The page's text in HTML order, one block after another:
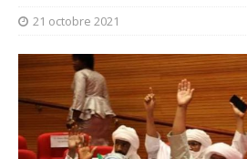
21 octobre 2021